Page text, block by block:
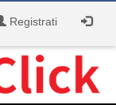
Registrati